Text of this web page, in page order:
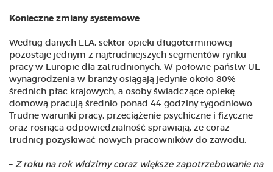
Konieczne zmiany systemowe
Według danych ELA, sektor opieki długoterminowej
pozostaje jednym z najtrudniejszych segmentów rynku
pracy w Europie dla zatrudnionych. W połowie państw UE
wynagrodzenia w branży osiągają jedynie około 80%
średnich płac krajowych, a osoby świadczące opiekę
domową pracują średnio ponad 44 godziny tygodniowo.
Trudne warunki pracy, przeciążenie psychiczne i fizyczne
oraz rosnąca odpowiedzialność sprawiają, że coraz
trudniej pozyskiwać nowych pracowników do zawodu.
– Z roku na rok widzimy coraz większe zapotrzebowanie na